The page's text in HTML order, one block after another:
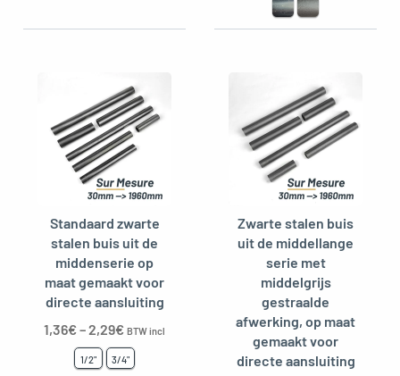
Standaard zwarte
stalen buis uit de
middenserie op
maat gemaakt voor
directe aansluiting
1,36€–2,29€ BTW incl
1/2" 3/4"
Zwarte stalen buis
uit de middellange
serie met
middelgrijs
gestraalde
afwerking, op maat
gemaakt voor
directe aansluiting